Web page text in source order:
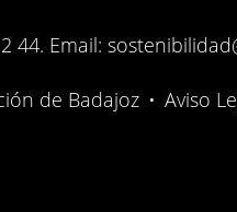
44. Email:
de Badajoz • Aviso